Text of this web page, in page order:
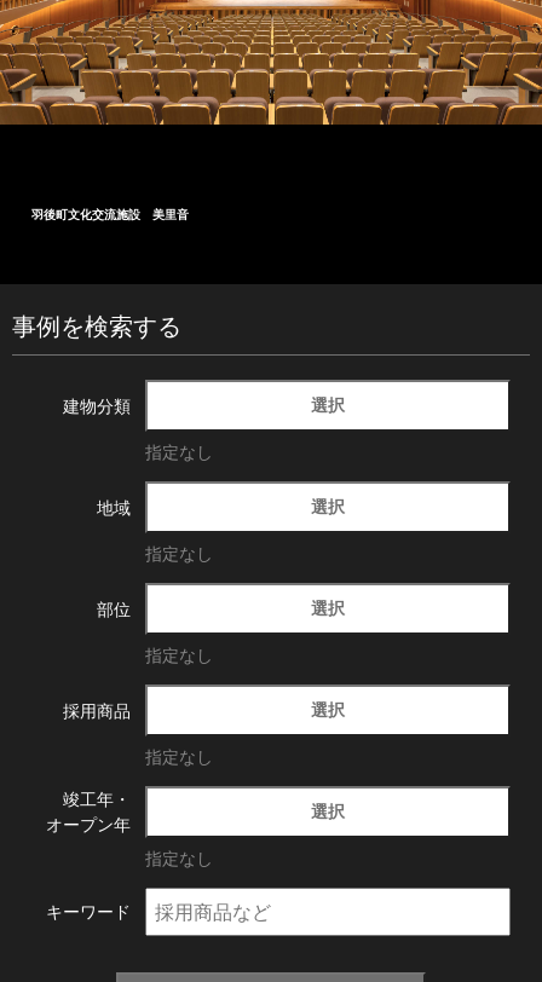
羽後町文化交流施設 美里音
事例を検索する
建物分類 選択
指定なし
地域 選択
指定なし
部位 選択
指定なし
採用商品 選択
指定なし
竣工年・
オープン年
選択
指定なし
キーワード